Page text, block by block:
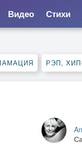
Видео Стихи
РЭП,